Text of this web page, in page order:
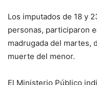
Los imputados de 18 y
personas, participaron
madrugada del martes,
muerte del menor.
El Ministerio Público